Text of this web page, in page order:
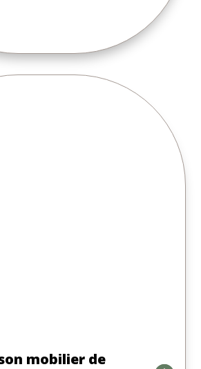
mobilier de